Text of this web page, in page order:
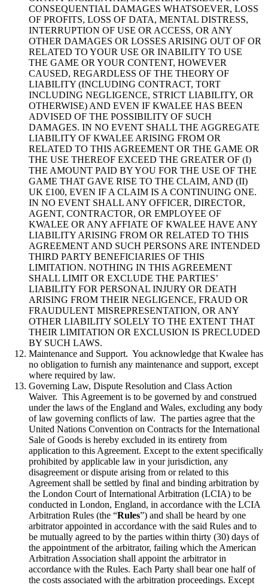
CONSEQUENTIAL DAMAGES WHATSOEVER, LOSS
OF PROFITS, LOSS OF DATA, MENTAL DISTRESS,
INTERRUPTION OF USE OR ACCESS, OR ANY
OTHER DAMAGES OR LOSSES ARISING OUT OF OR
RELATED TO YOUR USE OR INABILITY TO USE
THE GAME OR YOUR CONTENT, HOWEVER
CAUSED, REGARDLESS OF THE THEORY OF
LIABILITY (INCLUDING CONTRACT, TORT
INCLUDING NEGLIGENCE, STRICT LIABILITY, OR
OTHERWISE) AND EVEN IF KWALEE HAS BEEN
ADVISED OF THE POSSIBILITY OF SUCH
DAMAGES. IN NO EVENT SHALL THE AGGREGATE
LIABILITY OF KWALEE ARISING FROM OR
RELATED TO THIS AGREEMENT OR THE GAME OR
THE USE THEREOF EXCEED THE GREATER OF (I)
THE AMOUNT PAID BY YOU FOR THE USE OF THE
GAME THAT GAVE RISE TO THE CLAIM, AND (II)
UK £100, EVEN IF A CLAIM IS A CONTINUING ONE.
IN NO EVENT SHALL ANY OFFICER, DIRECTOR,
AGENT, CONTRACTOR, OR EMPLOYEE OF
KWALEE OR ANY AFFIATE OF KWALEE HAVE ANY
LIABILITY ARISING FROM OR RELATED TO THIS
AGREEMENT AND SUCH PERSONS ARE INTENDED
THIRD PARTY BENEFICIARIES OF THIS
LIMITATION. NOTHING IN THIS AGREEMENT
SHALL LIMIT OR EXCLUDE THE PARTIES’
LIABILITY FOR PERSONAL INJURY OR DEATH
ARISING FROM THEIR NEGLIGENCE, FRAUD OR
FRAUDULENT MISREPRESENTATION, OR ANY
OTHER LIABILITY SOLELY TO THE EXTENT THAT
THEIR LIMITATION OR EXCLUSION IS PRECLUDED
BY SUCH LAWS.
Maintenance and Support. You acknowledge that Kwalee has
no obligation to furnish any maintenance and support, except
where required by law.
Governing Law, Dispute Resolution and Class Action
Waiver. This Agreement is to be governed by and construed
under the laws of the England and Wales, excluding any body
of law governing conflicts of law. The parties agree that the
United Nations Convention on Contracts for the International
Sale of Goods is hereby excluded in its entirety from
application to this Agreement. Except to the extent specifically
prohibited by applicable law in your jurisdiction, any
disagreement or dispute arising from or related to this
Agreement shall be settled by final and binding arbitration by
the London Court of International Arbitration (LCIA) to be
conducted in London, England, in accordance with the LCIA
Arbitration Rules (the “Rules”) and shall be heard by one
arbitrator appointed in accordance with the said Rules and to
be mutually agreed to by the parties within thirty (30) days of
the appointment of the arbitrator, failing which the American
Arbitration Association shall appoint the arbitrator in
accordance with the Rules. Each Party shall bear one half of
the costs associated with the arbitration proceedings. Except